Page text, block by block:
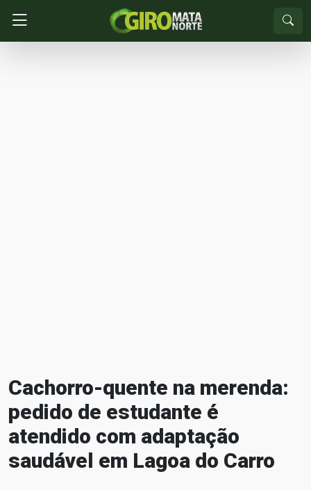
Cachorro-quente na merenda:
pedido de estudante é
atendido com adaptação
saudável em Lagoa do Carro